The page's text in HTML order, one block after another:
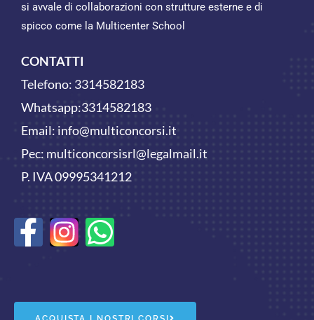
si avvale di collaborazioni con strutture esterne e di
spicco come la Multicenter School
CONTATTI
Telefono: 3314582183
Whatsapp:3314582183
Email: info@multiconcorsi.it
Pec: multiconcorsisrl@legalmail.it
P. IVA 09995341212
F
W